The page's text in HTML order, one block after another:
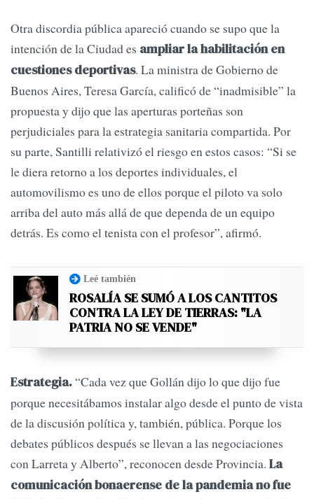
Otra discordia pública apareció cuando se supo que la
intención de la Ciudad es ampliar la habilitación en
cuestiones deportivas. La ministra de Gobierno de
Buenos Aires, Teresa García, calificó de “inadmisible” la
propuesta y dijo que las aperturas porteñas son
perjudiciales para la estrategia sanitaria compartida. Por
su parte, Santilli relativizó el riesgo en estos casos: “Si se
le diera retorno a los deportes individuales, el
automovilismo es uno de ellos porque el piloto va solo
arriba del auto más allá de que dependa de un equipo
detrás. Es como el tenista con el profesor”, afirmó.
Leé también
ROSALÍA SE SUMÓ A LOS CANTITOS
CONTRA LA LEY DE TIERRAS: "LA
PATRIA NO SE VENDE"
Estrategia.“Cada vez que Gollán dijo lo que dijo fue
porque necesitábamos instalar algo desde el punto de vista
de la discusión política y, también, pública. Porque los
debates públicos después se llevan a las negociaciones
con Larreta y Alberto”, reconocen desde Provincia. La
comunicación bonaerense de la pandemia no fue